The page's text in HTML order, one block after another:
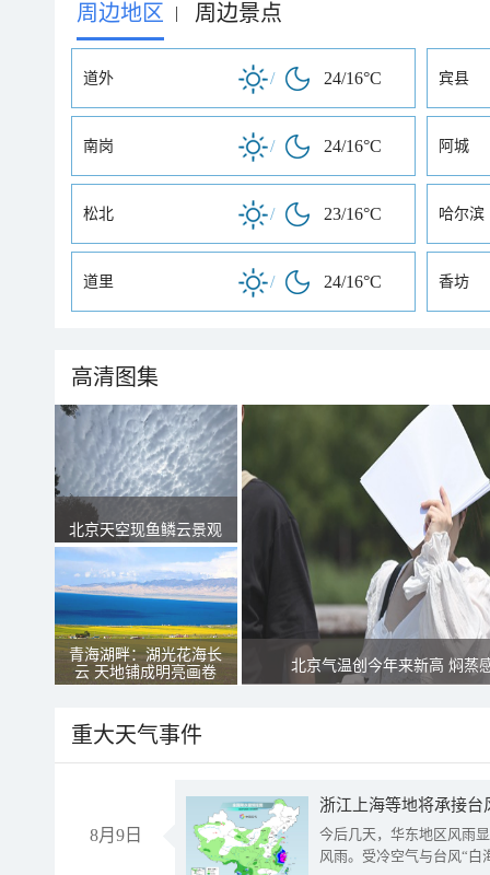
周边地区 | 周边景点
道外 / 24/16°C 宾县
南岗 / 24/16°C 阿城
松北 / 23/16°C 哈尔滨
道里 / 24/16°C 香坊
高清图集
北京天空现鱼鳞云景观
青海湖畔：湖光花海长
云 天地铺成明亮画卷
北京气温创今年来新高 焖蒸
重大天气事件
8月9日
浙江上海等地将承接台
今后几天，华东地区风雨
风雨。受冷空气与台风“白